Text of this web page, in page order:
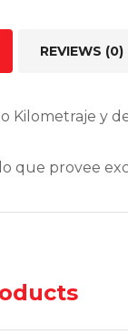
REVIEWS (0)
Kilometraje y
que provee